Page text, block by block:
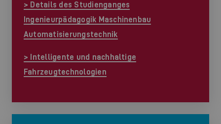
> Details des Studienganges
Ingenieurpädagogik Maschinenbau
Automatisierungstechnik
> Intelligente und nachhaltige
Fahrzeugtechnologien